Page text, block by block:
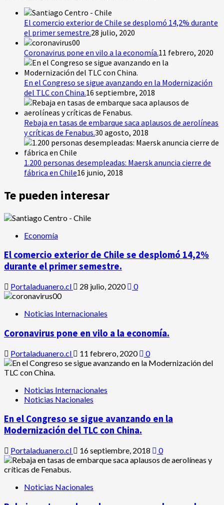
El comercio exterior de Chile se desplomó 14,2% durante
el primer semestre.28 julio, 2020
Coronavirus pone en vilo a la economía.11 febrero, 2020
En el Congreso se sigue avanzando en la Modernización
del TLC con China.16 septiembre, 2018
Rebaja en tasas de embarque saca aplausos de aerolíneas
y críticas de Fenabus.30 agosto, 2018
1.200 personas desempleadas: Maersk anuncia cierre de
fábrica en Chile16 junio, 2018
Te pueden interesar
Economía
El comercio exterior de Chile se desplomó 14,2%
durante el primer semestre.
Portaladuanero.cl 28 julio, 2020 0
Noticias Internacionales
Coronavirus pone en vilo a la economía.
Portaladuanero.cl 11 febrero, 2020 0
Noticias Internacionales
Noticias Nacionales
En el Congreso se sigue avanzando en la
Modernización del TLC con China.
Portaladuanero.cl 16 septiembre, 2018 0
Noticias Nacionales